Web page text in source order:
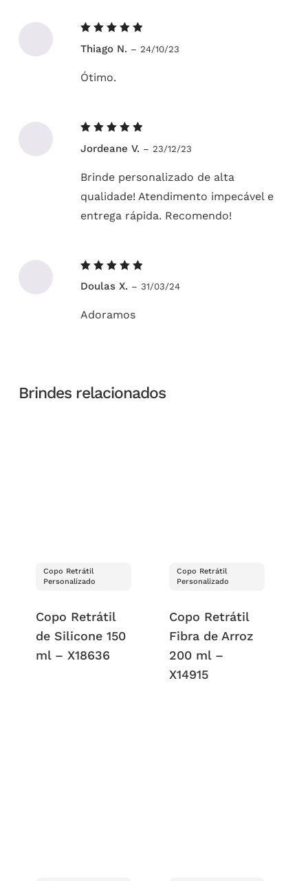
5de 5
Thiago N. – 24/10/23
Ótimo.
5de 5
Jordeane V. – 23/12/23
Brinde personalizado de alta
qualidade! Atendimento impecável e
entrega rápida. Recomendo!
5de 5
Doulas X. – 31/03/24
Adoramos
Brindes relacionados
Copo Retrátil
Personalizado
Copo Retrátil
de Silicone 150
ml – X18636
Copo Retrátil
Personalizado
Copo Retrátil
Fibra de Arroz
200 ml –
X14915